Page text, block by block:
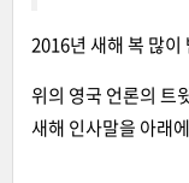
2016년 새해 복 많이
위의 영국 언론의 트
새해 인사말을 아래